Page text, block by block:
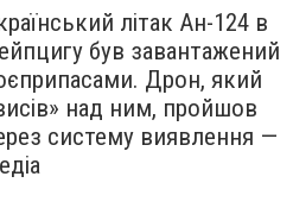
літак Ан-124 в
був завантажений
Дрон, який
над ним, пройшов
систему виявлення —